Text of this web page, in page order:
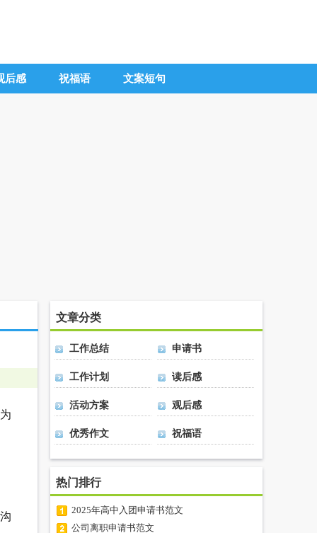
后感 祝福语 文案短句
文章分类
工作总结 申请书
工作计划 读后感
活动方案 观后感
优秀作文 祝福语
热门排行
2025年高中入团申请书范文
公司离职申请书范文